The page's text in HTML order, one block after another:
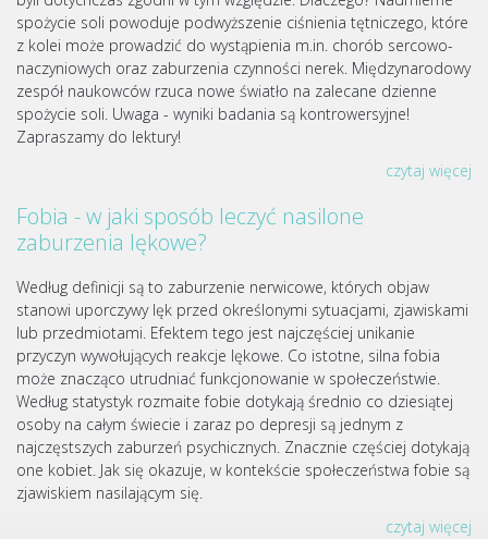
spożycie soli powoduje podwyższenie ciśnienia tętniczego, które
z kolei może prowadzić do wystąpienia m.in. chorób sercowo-
naczyniowych oraz zaburzenia czynności nerek. Międzynarodowy
zespół naukowców rzuca nowe światło na zalecane dzienne
spożycie soli. Uwaga - wyniki badania są kontrowersyjne!
Zapraszamy do lektury!
czytaj więcej
Fobia - w jaki sposób leczyć nasilone
zaburzenia lękowe?
Według definicji są to zaburzenie nerwicowe, których objaw
stanowi uporczywy lęk przed określonymi sytuacjami, zjawiskami
lub przedmiotami. Efektem tego jest najczęściej unikanie
przyczyn wywołujących reakcje lękowe. Co istotne, silna fobia
może znacząco utrudniać funkcjonowanie w społeczeństwie.
Według statystyk rozmaite fobie dotykają średnio co dziesiątej
osoby na całym świecie i zaraz po depresji są jednym z
najczęstszych zaburzeń psychicznych. Znacznie częściej dotykają
one kobiet. Jak się okazuje, w kontekście społeczeństwa fobie są
zjawiskiem nasilającym się.
czytaj więcej